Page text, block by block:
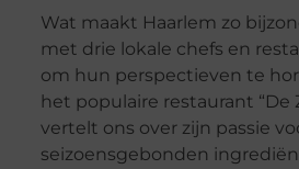
Wat maakt Haarlem zo
met drie lokale chefs en
om hun perspectieven te
het populaire restaurant “De
vertelt ons over zijn passie
seizoensgebonden